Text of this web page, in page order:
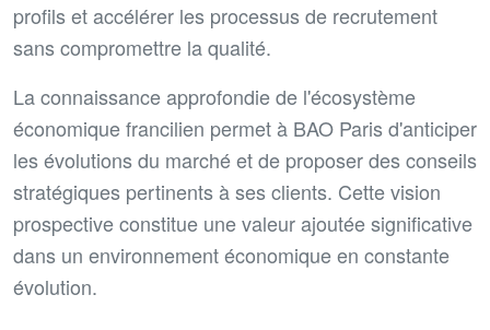
profils et accélérer les processus de recrutement
sans compromettre la qualité.
La connaissance approfondie de l'écosystème
économique francilien permet à BAO Paris d'anticiper
les évolutions du marché et de proposer des conseils
stratégiques pertinents à ses clients. Cette vision
prospective constitue une valeur ajoutée significative
dans un environnement économique en constante
évolution.